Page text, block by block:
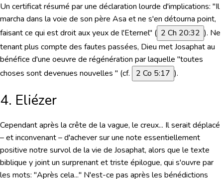
Un certificat résumé par une déclaration lourde d'implications: "Il
marcha dans la voie de son père Asa et ne s'en détourna point,
faisant ce qui est droit aux yeux de l'Eternel" ( 2 Ch 20:32 ). Ne
tenant plus compte des fautes passées, Dieu met Josaphat au
bénéfice d'une oeuvre de régénération par laquelle "toutes
choses sont devenues nouvelles " (cf.
2 Co 5:17 ).
4. Eliézer
Cependant après la crête de la vague, le creux... Il serait déplacé
– et inconvenant – d'achever sur une note essentiellement
positive notre survol de la vie de Josaphat, alors que le texte
biblique y joint un surprenant et triste épilogue, qui s'ouvre par
les mots: "Après cela..." N'est-ce pas après les bénédictions